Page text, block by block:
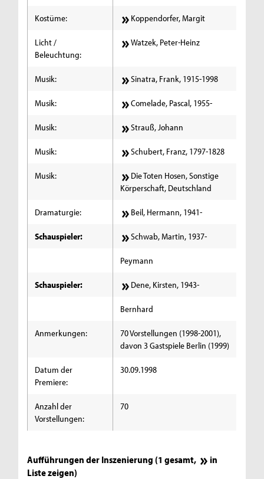
Kostüme: Koppendorfer, Margit
Licht /
Beleuchtung:
Watzek, Peter-Heinz
Musik: Sinatra, Frank, 1915-1998
Musik: Comelade, Pascal, 1955-
Musik: Strauß, Johann
Musik: Schubert, Franz, 1797-1828
Musik:
Die Toten Hosen, Sonstige
Körperschaft, Deutschland
Dramaturgie: Beil, Hermann, 1941-
Schauspieler: Schwab, Martin, 1937-
Peymann
Schauspieler: Dene, Kirsten, 1943-
Bernhard
Anmerkungen:
70 Vorstellungen (1998-2001),
davon 3 Gastspiele Berlin (1999)
Datum der
Premiere:
30.09.1998
Anzahl der
Vorstellungen:
70
Aufführungen der Inszenierung (1 gesamt,
in
Liste zeigen)